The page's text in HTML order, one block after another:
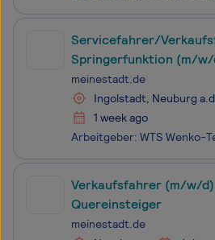
Servicefahrer/
Springerfunktion (m/
meinestadt.de
Ingolstadt, Neuburg
1 week ago
Verkaufsfahrer (m/w/
Quereinsteiger
meinestadt.de